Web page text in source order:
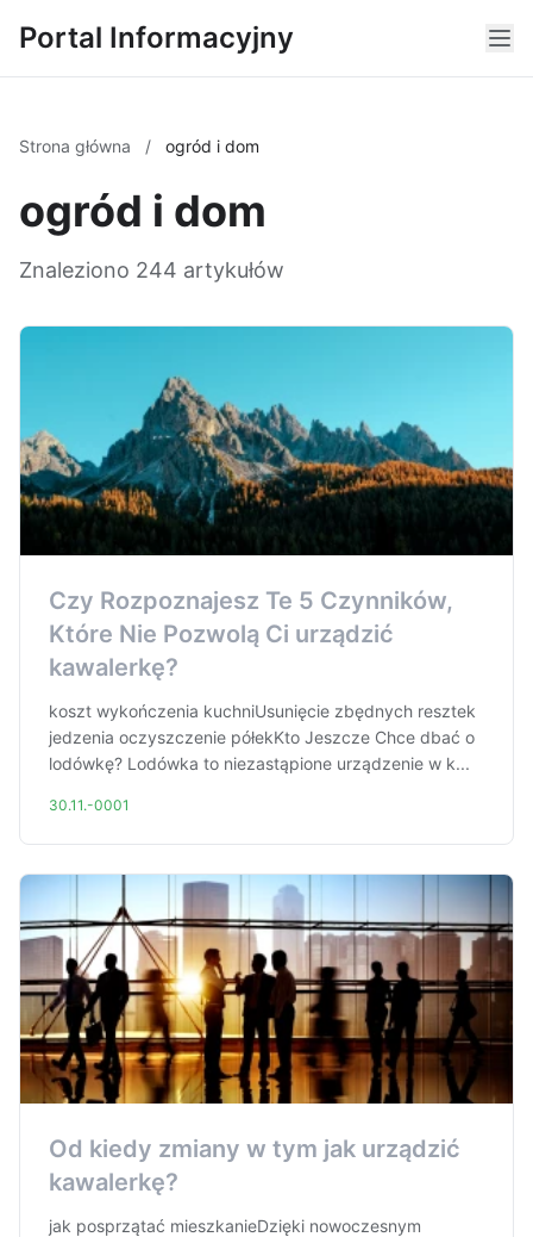
Portal Informacyjny
Strona główna / ogród i dom
ogród i dom
Znaleziono 244 artykułów
Czy Rozpoznajesz Te 5 Czynników,
Które Nie Pozwolą Ci urządzić
kawalerkę?
koszt wykończenia kuchniUsunięcie zbędnych resztek
jedzenia oczyszczenie półekKto Jeszcze Chce dbać o
lodówkę? Lodówka to niezastąpione urządzenie w k...
30.11.-0001
Od kiedy zmiany w tym jak urządzić
kawalerkę?
jak posprzątać mieszkanieDzięki nowoczesnym